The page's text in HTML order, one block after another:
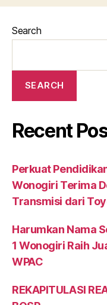
Search
SEARCH
Recent
Perkuat
Wonogiri Terima
Transmisi dari
Harumkan Nama
1 Wonogiri Raih
WPAC
REKAPITULASI